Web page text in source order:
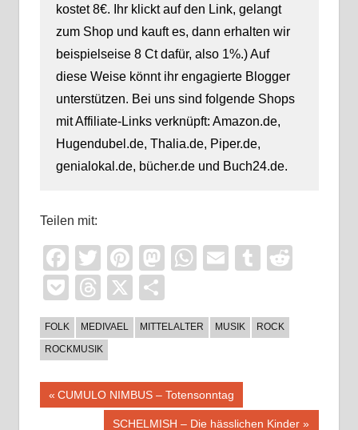
kostet 8€. Ihr klickt auf den Link, gelangt
zum Shop und kauft es, dann erhalten wir
beispielseise 8 Ct dafür, also 1%.) Auf
diese Weise könnt ihr engagierte Blogger
unterstützen. Bei uns sind folgende Shops
mit Affiliate-Links verknüpft: Amazon.de,
Hugendubel.de, Thalia.de, Piper.de,
genialokal.de, bücher.de und Buch24.de.
Teilen mit:
Facebook
TwitterPinterest
Mastodon
WhatsApp
EmailTumblr
PocketThreads
X
FOLK MEDIVAEL MITTELALTER MUSIK
ROCK
ROCKMUSIK
Beitragsnavigation
Vorheriger
CUMULO NIMBUS – Totensonntag
Nächster
SCHELMISH – Die hässlichen Kinder